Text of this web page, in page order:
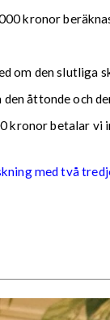
kronor
om den slutliga
åttonde och
kronor betalar
med två